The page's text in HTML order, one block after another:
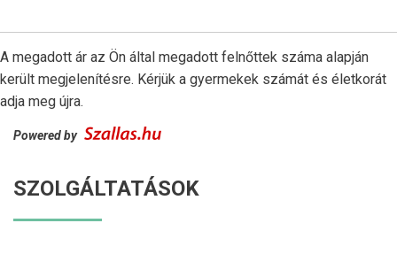
A megadott ár az Ön által megadott felnőttek száma alapján
került megjelenítésre. Kérjük a gyermekek számát és életkorát
adja meg újra.
Powered by
SZOLGÁLTATÁSOK